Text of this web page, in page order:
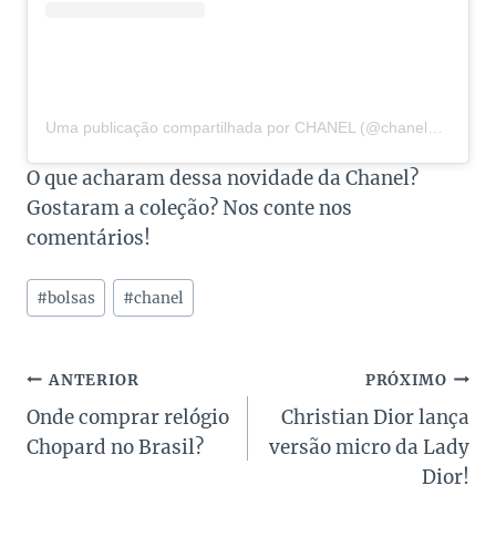
O que acharam dessa novidade da Chanel?
Gostaram a coleção? Nos conte nos
comentários!
Tags
do
#bolsas #chanel
Navegação
de
ANTERIOR
Onde comprar relógio
Chopard no Brasil?
PRÓXIMO
Christian Dior lança
versão micro da Lady
Dior!